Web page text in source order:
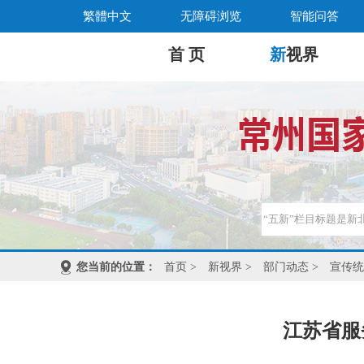
繁體中文 无障碍浏览 智能问答
首 页 新视界
您当前的位置： 首页 > 新视界 > 部门动态 > 宣传
江苏省